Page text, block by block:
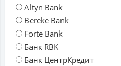
Altyn Bank
Bereke Bank
Forte Bank
Банк RBK
Банк ЦентрКредит